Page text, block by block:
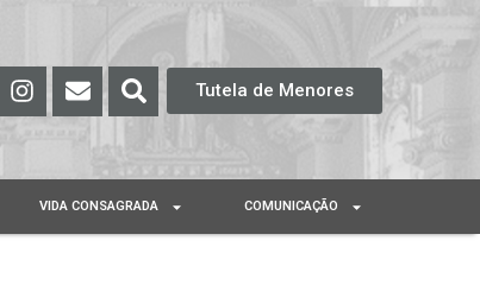
Tutela de Menores
VIDA CONSAGRADA COMUNICAÇÃO